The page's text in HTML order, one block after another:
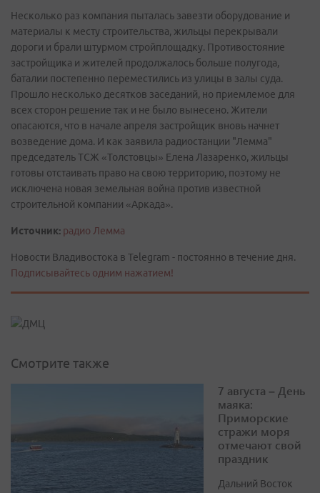
Несколько раз компания пыталась завезти оборудование и
материалы к месту строительства, жильцы перекрывали
дороги и брали штурмом стройплощадку. Противостояние
застройщика и жителей продолжалось больше полугода,
баталии постепенно переместились из улицы в залы суда.
Прошло несколько десятков заседаний, но приемлемое для
всех сторон решение так и не было вынесено. Жители
опасаются, что в начале апреля застройщик вновь начнет
возведение дома. И как заявила радиостанции "Лемма"
председатель ТСЖ «Толстовцы» Елена Лазаренко, жильцы
готовы отстаивать право на свою территорию, поэтому не
исключена новая земельная война против известной
строительной компании «Аркада».
Источник: радио Лемма
Новости Владивостока в Telegram - постоянно в течение дня.
Подписывайтесь одним нажатием!
Смотрите также
7 августа – День
маяка:
Приморские
стражи моря
отмечают свой
праздник
Дальний Восток